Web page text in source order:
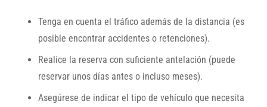
Tenga en cuenta el tráfico además de la distancia (es
posible encontrar accidentes o retenciones).
Realice la reserva con suficiente antelación (puede
reservar unos días antes o incluso meses).
Asegúrese de indicar el tipo de vehículo que necesita